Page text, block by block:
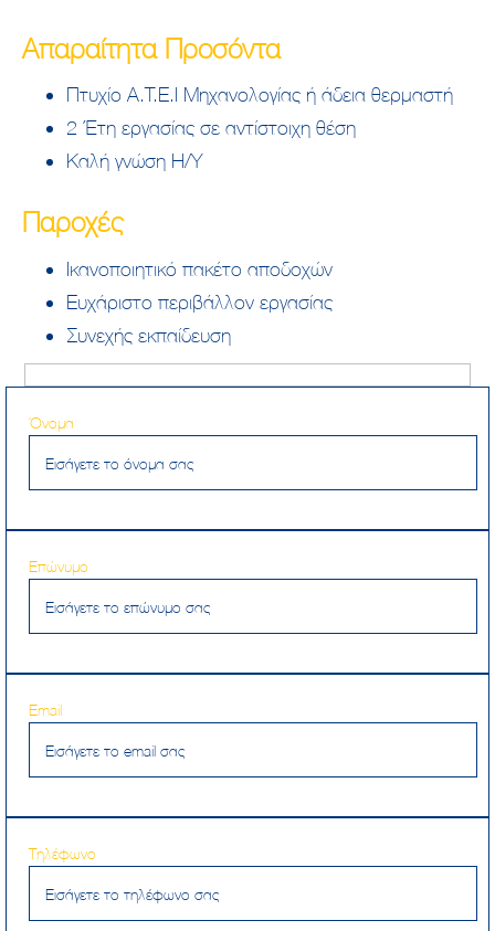
Απαραίτητα Προσόντα
Πτυχίο Α.Τ.Ε.Ι Μηχανολογίας ή άδεια θερμαστή
2 Έτη εργασίας σε αντίστοιχη θέση
Καλή γνώση Η/Υ
Παροχές
Ικανοποιητικό πακέτο αποδοχών
Ευχάριστο περιβάλλον εργασίας
Συνεχής εκπαίδευση
Όνομα
Επώνυμο
Email
Τηλέφωνο